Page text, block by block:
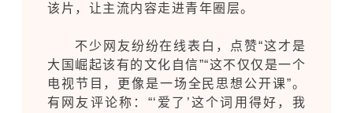
该片，让主流内容走进青年圈层。
不少网友纷纷在线表白，点赞“这才是
大国崛起该有的文化自信”“这不仅仅是一个
电视节目，更像是一场全民思想公开课”。
有网友评论称：“‘爱了’这个词用得好，我